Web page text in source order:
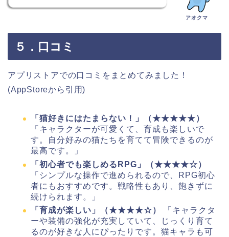
アオクマ
５．口コミ
アプリストアでの口コミをまとめてみました！
(AppStoreから引用)
「猫好きにはたまらない！」（★★★★★）
「キャラクターが可愛くて、育成も楽しいで
す。自分好みの猫たちを育てて冒険できるのが
最高です。」
「初心者でも楽しめるRPG」（★★★★☆）
「シンプルな操作で進められるので、RPG初心
者にもおすすめです。戦略性もあり、飽きずに
続けられます。」
「育成が楽しい」（★★★★☆）
「キャラクタ
ーや装備の強化が充実していて、じっくり育て
るのが好きな人にぴったりです。猫キャラも可